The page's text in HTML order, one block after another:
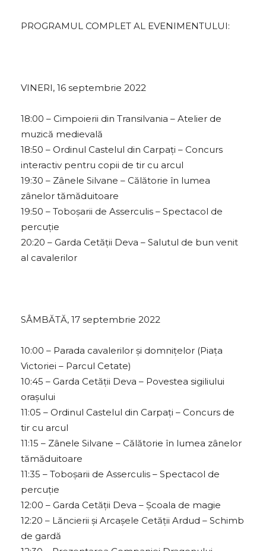
PROGRAMUL COMPLET AL EVENIMENTULUI:
VINERI, 16 septembrie 2022
18:00 – Cimpoierii din Transilvania – Atelier de
muzică medievală
18:50 – Ordinul Castelul din Carpați – Concurs
interactiv pentru copii de tir cu arcul
19:30 – Zânele Silvane – Călătorie în lumea
zânelor tămăduitoare
19:50 – Toboșarii de Asserculis – Spectacol de
percuție
20:20 – Garda Cetății Deva – Salutul de bun venit
al cavalerilor
SÂMBĂTĂ, 17 septembrie 2022
10:00 – Parada cavalerilor și domnițelor (Piața
Victoriei – Parcul Cetate)
10:45 – Garda Cetății Deva – Povestea sigiliului
orașului
11:05 – Ordinul Castelul din Carpați – Concurs de
tir cu arcul
11:15 – Zânele Silvane – Călătorie în lumea zânelor
tămăduitoare
11:35 – Toboșarii de Asserculis – Spectacol de
percuție
12:00 – Garda Cetății Deva – Școala de magie
12:20 – Lăncierii și Arcașele Cetății Ardud – Schimb
de gardă